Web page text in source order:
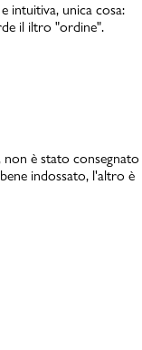
intuitiva, unica cosa:
il iltro "ordine".
è stato consegnato
indossato, l'altro è